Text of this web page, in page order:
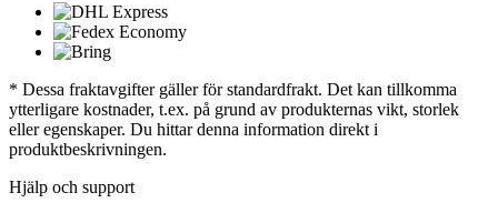
* Dessa fraktavgifter gäller för standardfrakt. Det kan tillkomma
ytterligare kostnader, t.ex. på grund av produkternas vikt, storlek
eller egenskaper. Du hittar denna information direkt i
produktbeskrivningen.
Hjälp och support